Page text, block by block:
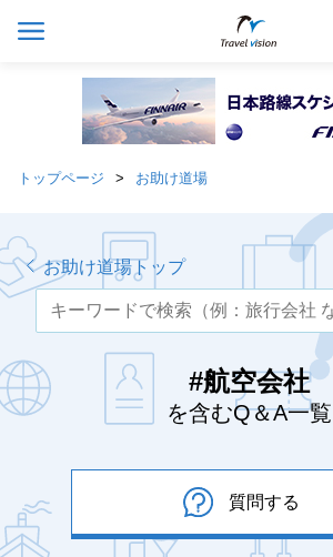
トップページ お助け道場
お助け道場トップ
#航空会社
を含むQ＆A一覧
質問する